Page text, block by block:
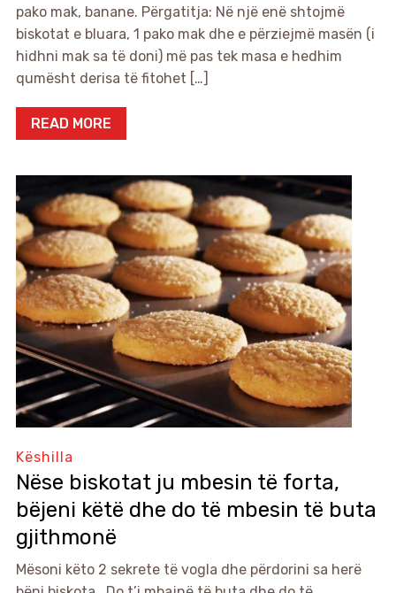
pako mak, banane. Përgatitja: Në një enë shtojmë
biskotat e bluara, 1 pako mak dhe e përziejmë masën (i
hidhni mak sa të doni) më pas tek masa e hedhim
qumësht derisa të fitohet […]
READ MORE
Këshilla
Nëse biskotat ju mbesin të forta,
bëjeni këtë dhe do të mbesin të buta
gjithmonë
Mësoni këto 2 sekrete të vogla dhe përdorini sa herë